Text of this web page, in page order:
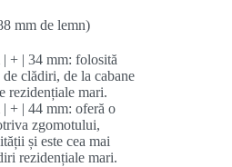
mm de lemn)
| + | 34 mm: folosită
clădiri, de la cabane
rezidențiale mari.
| + | 44 mm: oferă o
zgomotului,
și este cea mai
rezidențiale mari.